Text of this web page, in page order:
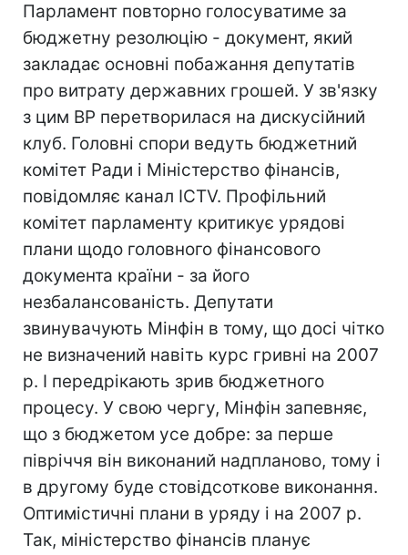
Парламент повторно голосуватиме за
бюджетну резолюцію - документ, який
закладає основні побажання депутатів
про витрату державних грошей. У зв'язку
з цим ВР перетворилася на дискусійний
клуб. Головні спори ведуть бюджетний
комітет Ради і Міністерство фінансів,
повідомляє канал ICTV. Профільний
комітет парламенту критикує урядові
плани щодо головного фінансового
документа країни - за його
незбалансованість. Депутати
звинувачують Мінфін в тому, що досі чітко
не визначений навіть курс гривні на 2007
р. І передрікають зрив бюджетного
процесу. У свою чергу, Мінфін запевняє,
що з бюджетом усе добре: за перше
півріччя він виконаний надпланово, тому і
в другому буде стовідсоткове виконання.
Оптимістичні плани в уряду і на 2007 р.
Так, міністерство фінансів планує